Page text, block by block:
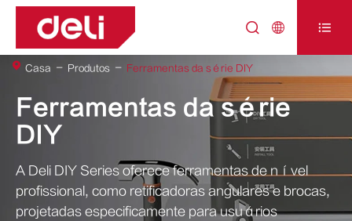
  
Ferramentas da série
DIY
A Deli DIY Series oferece ferramentas de nível
profissional, como retificadoras angulares e brocas,
projetadas especificamente para usuários
Casa Produtos Ferramentas da série DIY